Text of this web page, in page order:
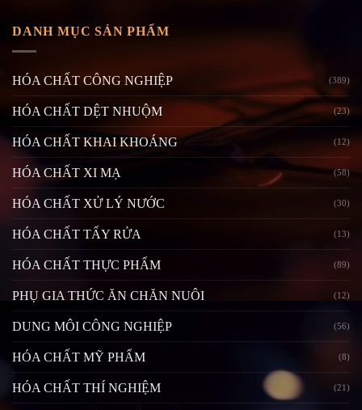
DANH MỤC SẢN PHẨM
HÓA CHẤT CÔNG NGHIỆP (389)
HÓA CHẤT DỆT NHUỘM (23)
HÓA CHẤT KHAI KHOÁNG (12)
HÓA CHẤT XI MẠ (58)
HÓA CHẤT XỬ LÝ NƯỚC (30)
HÓA CHẤT TẨY RỬA (13)
HÓA CHẤT THỰC PHẨM (89)
PHỤ GIA THỨC ĂN CHĂN NUÔI (12)
DUNG MÔI CÔNG NGHIỆP (56)
HÓA CHẤT MỸ PHẨM (8)
HÓA CHẤT THÍ NGHIỆM (21)